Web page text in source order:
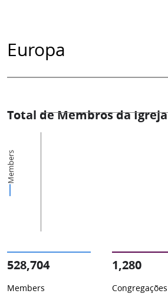
Europa
Total de Membros da Igreja
Members
528,704
Members
1,280
Congregações